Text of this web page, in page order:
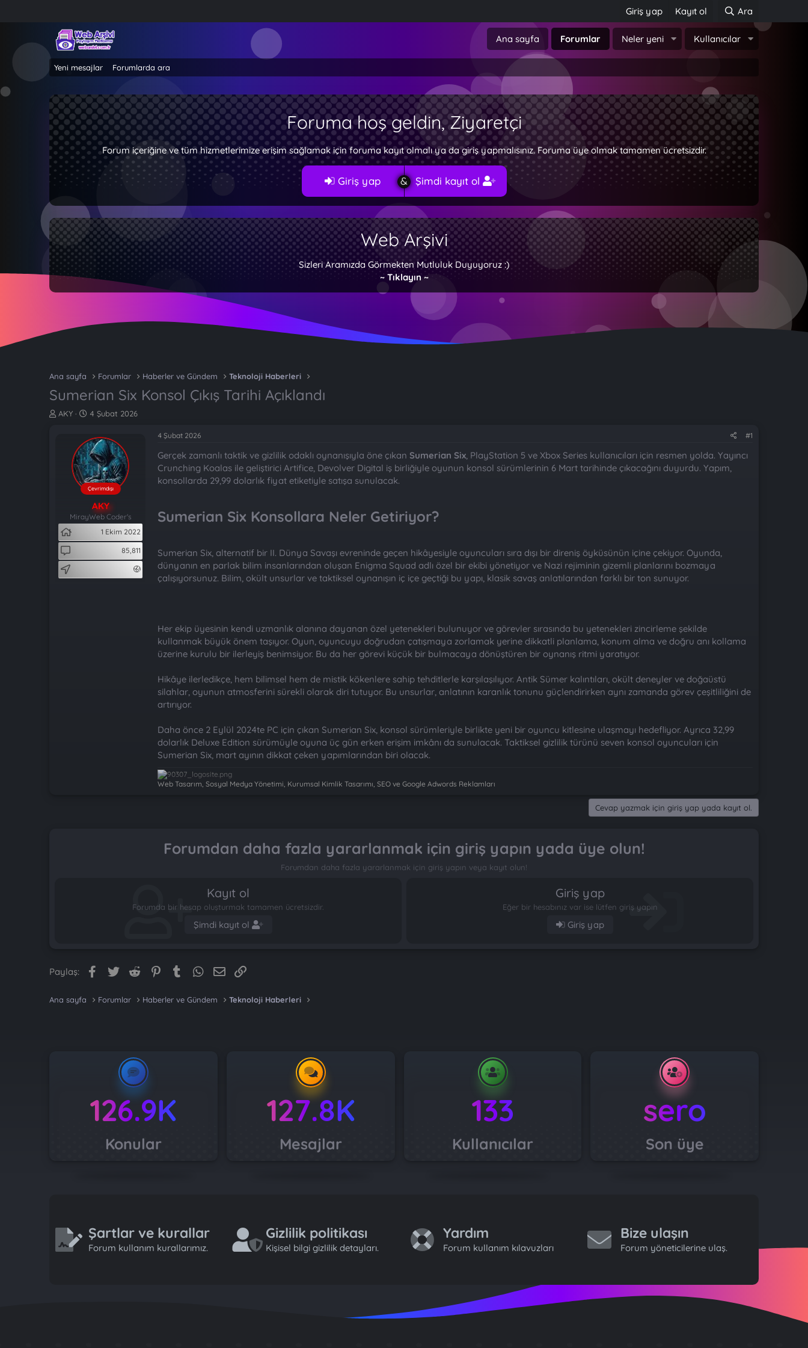
Giriş yap Kayıt ol Ara
Ana sayfa Forumlar Neler yeni Kullanıcılar
Yeni mesajlar Forumlarda ara
Foruma hoş geldin, Ziyaretçi
Forum içeriğine ve tüm hizmetlerimize erişim sağlamak için foruma kayıt olmalı ya da giriş yapmalısınız. Foruma üye olmak tamamen ücretsizdir.
Giriş yap Şimdi kayıt ol
Web Arşivi
Sizleri Aramızda Görmekten Mutluluk Duyuyoruz :)
~ Tıklayın ~
Ana sayfa Forumlar Haberler ve Gündem Teknoloji Haberleri
Sumerian Six Konsol Çıkış Tarihi Açıklandı
K
a
t
a
n
AKY
B
l
a
n
g
ı
a
i
4 Şubat 2026
Çevrimdışı
AKY
MirayWeb Coder's
1 Ekim 2022
85,811
4 Şubat 2026 #1
Gerçek zamanlı taktik ve gizlilik odaklı oynanışıyla öne çıkan Sumerian Six, PlayStation 5 ve Xbox Series kullanıcıları için resmen yolda. Yayıncı
Crunching Koalas ile geliştirici Artifice, Devolver Digital iş birliğiyle oyunun konsol sürümlerinin 6 Mart tarihinde çıkacağını duyurdu. Yapım,
konsollarda 29,99 dolarlık fiyat etiketiyle satışa sunulacak.
Sumerian Six Konsollara Neler Getiriyor?​
Sumerian Six, alternatif bir II. Dünya Savaşı evreninde geçen hikâyesiyle oyuncuları sıra dışı bir direniş öyküsünün içine çekiyor. Oyunda,
dünyanın en parlak bilim insanlarından oluşan Enigma Squad adlı özel bir ekibi yönetiyor ve Nazi rejiminin gizemli planlarını bozmaya
çalışıyorsunuz. Bilim, okült unsurlar ve taktiksel oynanışın iç içe geçtiği bu yapı, klasik savaş anlatılarından farklı bir ton sunuyor.
Her ekip üyesinin kendi uzmanlık alanına dayanan özel yetenekleri bulunuyor ve görevler sırasında bu yetenekleri zincirleme şekilde
kullanmak büyük önem taşıyor. Oyun, oyuncuyu doğrudan çatışmaya zorlamak yerine dikkatli planlama, konum alma ve doğru anı kollama
üzerine kurulu bir ilerleyiş benimsiyor. Bu da her görevi küçük bir bulmacaya dönüştüren bir oynanış ritmi yaratıyor.
Hikâye ilerledikçe, hem bilimsel hem de mistik kökenlere sahip tehditlerle karşılaşılıyor. Antik Sümer kalıntıları, okült deneyler ve doğaüstü
silahlar, oyunun atmosferini sürekli olarak diri tutuyor. Bu unsurlar, anlatının karanlık tonunu güçlendirirken aynı zamanda görev çeşitliliğini de
artırıyor.
Daha önce 2 Eylül 2024te PC için çıkan Sumerian Six, konsol sürümleriyle birlikte yeni bir oyuncu kitlesine ulaşmayı hedefliyor. Ayrıca 32,99
dolarlık Deluxe Edition sürümüyle oyuna üç gün erken erişim imkânı da sunulacak. Taktiksel gizlilik türünü seven konsol oyuncuları için
Sumerian Six, mart ayının dikkat çeken yapımlarından biri olacak.
Web Tasarım, Sosyal Medya Yönetimi, Kurumsal Kimlik Tasarımı, SEO ve Google Adwords Reklamları
Cevap yazmak için giriş yap yada kayıt ol.
Forumdan daha fazla yararlanmak için giriş yapın yada üye olun!
Forumdan daha fazla yararlanmak için giriş yapın veya kayıt olun!
Kayıt ol
Forumda bir hesap oluşturmak tamamen ücretsizdir.
Şimdi kayıt ol
Giriş yap
Eğer bir hesabınız var ise lütfen giriş yapın
Giriş yap
Paylaş: Facebook
Twitter Reddit PinterestTumblrWhatsApp
E-posta
Ana sayfa Forumlar Haberler ve Gündem Teknoloji Haberleri
126.9K
Konular
127.8K
Mesajlar
133
Kullanıcılar
sero
Son üye
Şartlar ve kurallar
Forum kullanım kurallarımız.
Gizlilik politikası
Kişisel bilgi gizlilik detayları.
Yardım
Forum kullanım kılavuzları
Bize ulaşın
Forum yöneticilerine ulaş.